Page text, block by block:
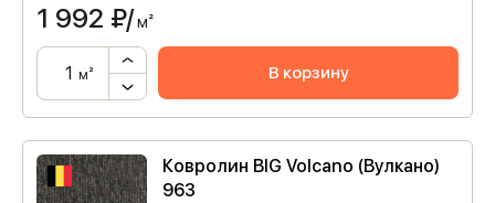
1 992 ₽/м²
м² В корзину
Ковролин BIG Volcano (Вулкано)
963